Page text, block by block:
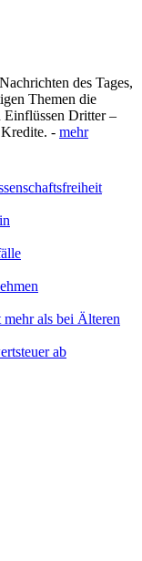
des Tages,
Themen die
Dritter –
- mehr
als bei Älteren
ab